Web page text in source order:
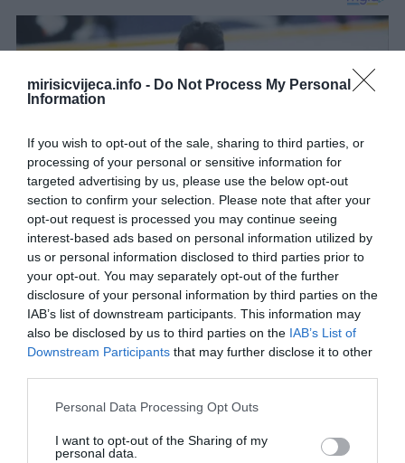
mirisicvijeca.info - Do Not Process My Personal
Information
If you wish to opt-out of the sale, sharing to third parties, or
processing of your personal or sensitive information for
targeted advertising by us, please use the below opt-out
section to confirm your selection. Please note that after your
opt-out request is processed you may continue seeing
interest-based ads based on personal information utilized by
us or personal information disclosed to third parties prior to
your opt-out. You may separately opt-out of the further
disclosure of your personal information by third parties on the
IAB’s list of downstream participants. This information may
also be disclosed by us to third parties on the IAB’s List of
Downstream Participants that may further disclose it to other
Please note that this website/app uses one or more Google
not limited to your visit or usage behaviour. You may click to
grant or deny consent to Google and its third-party tags to
Personal Data Processing Opt Outs
I want to opt-out of the Sharing of my
personal data.